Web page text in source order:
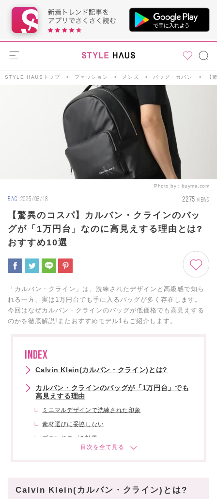
STYLE HAUSトップ ファッション メンズ バッグ・カバン 【
Photo by： buyma.com
BAG 2025/08/18 2275 VIEWS
【驚異のコスパ】カルバン・クラインのバッ
グが「1万円台」なのに高見えする理由とは?
おすすめ10選
「カルバン・クライン」は、洗練されたデザインと高級感で知ら
れる一方、実は1万円台でも手に入るバッグが多く存在します。
今回はなぜカルバン・クラインのバッグが低価格でも高見えする
のかを徹底解説!またおすすめモデル1もご紹介します。
INDEX
Calvin Klein(カルバン・クライン)とは?
カルバン・クラインのバッグが「1万円台」でも
高見えする理由
ミニマルデザインで洗練された印象
素材選びに妥協しない
ブランドロゴの効果
CK MUST REPORTER LV04D3083G
Calvin Klein(カルバン・クライン)とは?